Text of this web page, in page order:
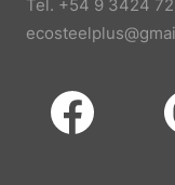
Tel. +54 9 3424